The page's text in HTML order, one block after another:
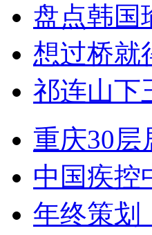
盘点韩国
想过桥就
祁连山下
重庆30
中国疾控
年终策划